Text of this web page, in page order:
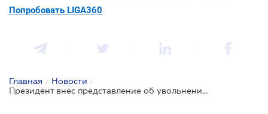
Попробовать LIGA360
Главная / Новости /
Президент внес представление об увольнении Председателя НБУ